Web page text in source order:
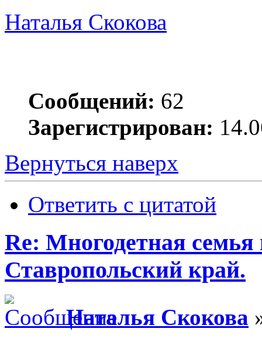
Наталья Скокова
Сообщений: 62
Зарегистрирован:
Вернуться наверх
Ответить с цитатой
Re: Многодетная
Ставропольский край.
Наталья Скокова